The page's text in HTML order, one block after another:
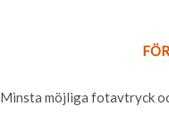
Minsta möjliga fotavtryck